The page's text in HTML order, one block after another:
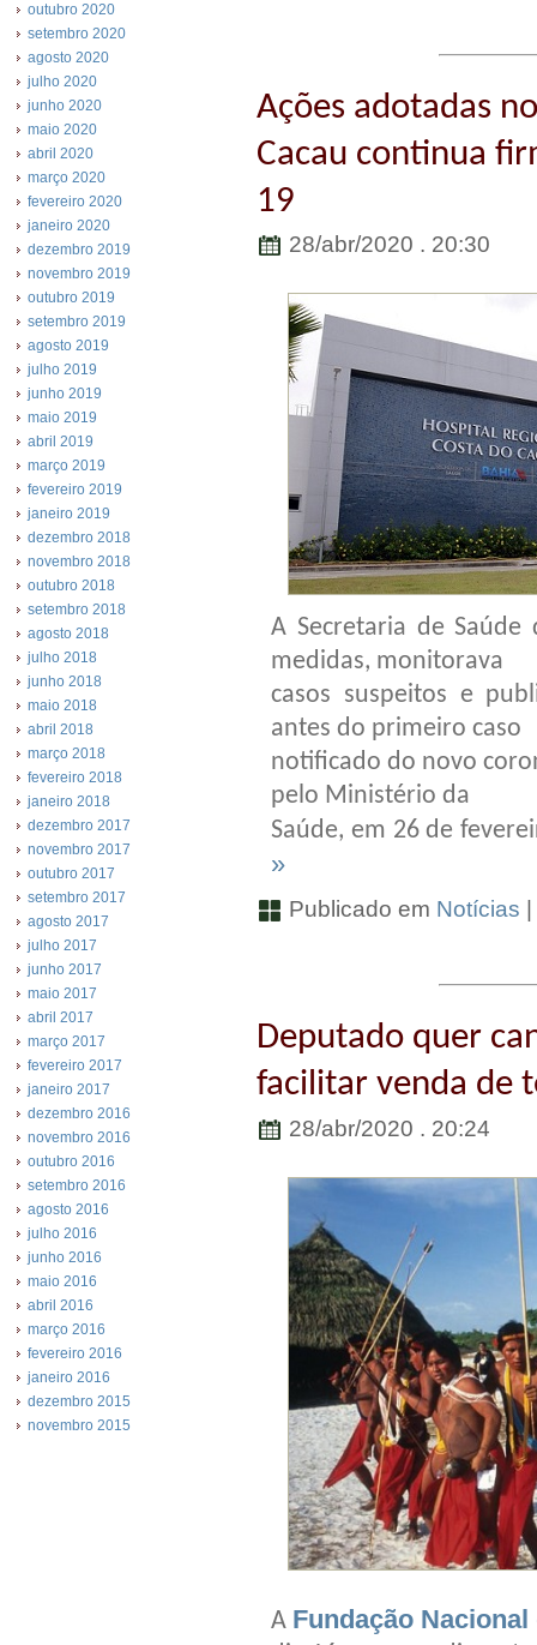
outubro 2020
setembro 2020
agosto 2020
julho 2020
junho 2020
maio 2020
abril 2020
março 2020
fevereiro 2020
janeiro 2020
dezembro 2019
novembro 2019
outubro 2019
setembro 2019
agosto 2019
julho 2019
junho 2019
maio 2019
abril 2019
março 2019
fevereiro 2019
janeiro 2019
dezembro 2018
novembro 2018
outubro 2018
setembro 2018
agosto 2018
julho 2018
junho 2018
maio 2018
abril 2018
março 2018
fevereiro 2018
janeiro 2018
dezembro 2017
novembro 2017
outubro 2017
setembro 2017
agosto 2017
julho 2017
junho 2017
maio 2017
abril 2017
março 2017
fevereiro 2017
janeiro 2017
dezembro 2016
novembro 2016
outubro 2016
setembro 2016
agosto 2016
julho 2016
junho 2016
maio 2016
abril 2016
março 2016
fevereiro 2016
janeiro 2016
dezembro 2015
novembro 2015
Ações adotadas
Cacau continua
19
28/abr/2020 . 20:30
A Secretaria de Saúde
medidas, monitorava
casos suspeitos e
antes do primeiro caso
notificado do novo
pelo Ministério da
Saúde, em 26 de
»
Publicado em Notícias
Deputado quer
facilitar venda de
28/abr/2020 . 20:24
A Fundação